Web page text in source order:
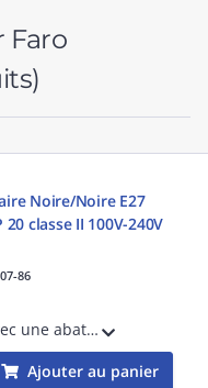
Faro
Noire/Noire E27
20 classe II 100V-240V
86
Lampadaire avec une abat-jour en textile Vert diffuseur en acier noir structure en Acier couleur Noir mat Vert E27 source non incluse 50/60Hz 15W IP20 classe II 100V-240V hauteur:1600mm longueur: 420mmprofondeur: 420mm
Ajouter au panier